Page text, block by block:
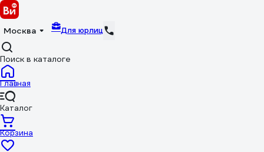
Москва Для юрлиц
Поиск в каталоге
Главная
Каталог
Корзина